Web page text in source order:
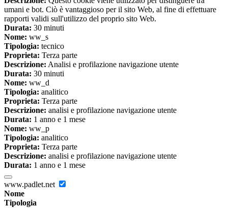
umani e bot. Ciò è vantaggioso per il sito Web, al fine di effettuare
rapporti validi sull'utilizzo del proprio sito Web.
Durata: 30 minuti
Nome: ww_s
Tipologia: tecnico
Proprieta: Terza parte
Descrizione: Analisi e profilazione navigazione utente
Durata: 30 minuti
Nome: ww_d
Tipologia: analitico
Proprieta: Terza parte
Descrizione: analisi e profilazione navigazione utente
Durata: 1 anno e 1 mese
Nome: ww_p
Tipologia: analitico
Proprieta: Terza parte
Descrizione: analisi e profilazione navigazione utente
Durata: 1 anno e 1 mese
www.padlet.net
Nome
Tipologia